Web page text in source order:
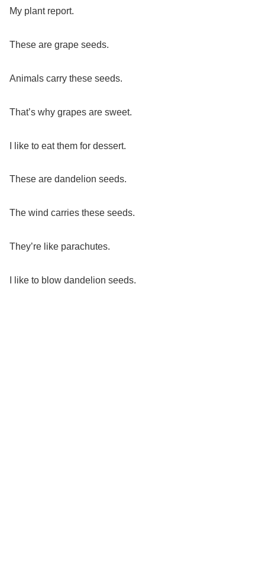
My plant report.
These are grape seeds.
Animals carry these seeds.
That’s why grapes are sweet.
I like to eat them for dessert.
These are dandelion seeds.
The wind carries these seeds.
They’re like parachutes.
I like to blow dandelion seeds.